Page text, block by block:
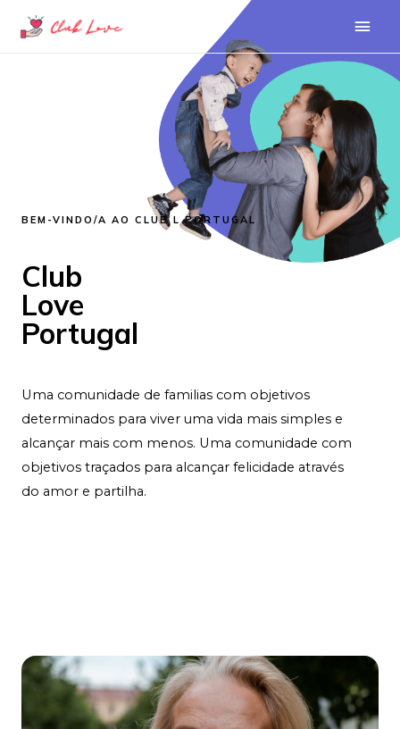
BEM-VINDO/A AO CLUB L PORTUGAL
Club
Love
Portugal
Uma comunidade de familias com objetivos
determinados para viver uma vida mais simples e
alcançar mais com menos. Uma comunidade com
objetivos traçados para alcançar felicidade através
do amor e partilha.